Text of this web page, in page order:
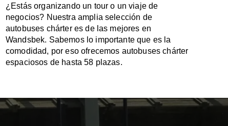
¿Estás organizando un tour o un viaje de
negocios? Nuestra amplia selección de
autobuses chárter es de las mejores en
Wandsbek. Sabemos lo importante que es la
comodidad, por eso ofrecemos autobuses chárter
espaciosos de hasta 58 plazas.